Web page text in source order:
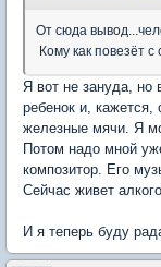
От сюда
Кому как повезёт с
Я вот не зануда, но
ребенок и,
железные мячи. Я
Потом надо мной
композитор. Его
Сейчас живет
И я теперь буду